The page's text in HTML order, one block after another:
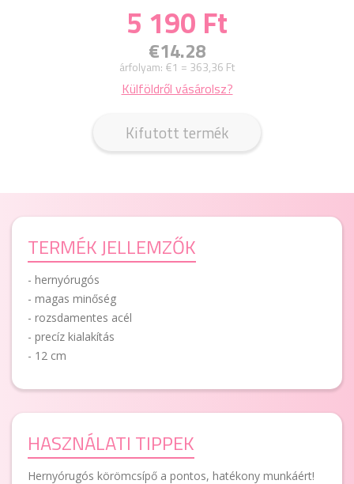
5 190 Ft
€14.28
árfolyam: €1 = 363,36 Ft
Külföldről vásárolsz?
Kifutott termék
TERMÉK JELLEMZŐK
- hernyórugós
- magas minőség
- rozsdamentes acél
- precíz kialakítás
- 12 cm
HASZNÁLATI TIPPEK
Hernyórugós körömcsípő a pontos, hatékony munkáért!